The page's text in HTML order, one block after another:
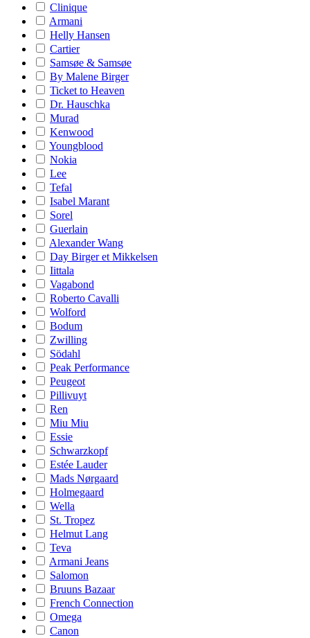
Clinique
Armani
Helly Hansen
Cartier
Samsøe & Samsøe
By Malene Birger
Ticket to Heaven
Dr. Hauschka
Murad
Kenwood
Youngblood
Nokia
Lee
Tefal
Isabel Marant
Sorel
Guerlain
Alexander Wang
Day Birger et Mikkelsen
Iittala
Vagabond
Roberto Cavalli
Wolford
Bodum
Zwilling
Södahl
Peak Performance
Peugeot
Pillivuyt
Ren
Miu Miu
Essie
Schwarzkopf
Estée Lauder
Mads Nørgaard
Holmegaard
Wella
St. Tropez
Helmut Lang
Teva
Armani Jeans
Salomon
Bruuns Bazaar
French Connection
Omega
Canon